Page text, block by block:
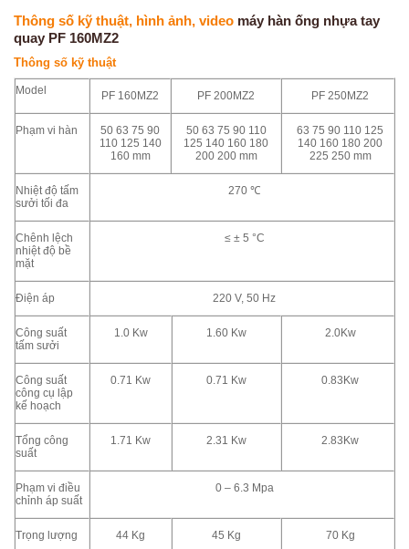
Thông số kỹ thuật, hình ảnh, video máy hàn ống nhựa tay
quay PF 160MZ2
Thông số kỹ thuật
Model PF 160MZ2 PF 200MZ2 PF 250MZ2
Phạm vi hàn
50 63 75 90
110 125 140
160 mm
50 63 75 90 110
125 140 160 180
200 200 mm
63 75 90 110 125
140 160 180 200
225 250 mm
Nhiệt độ tấm
sưởi tối đa
270 ℃
Chênh lệch
nhiệt độ bề
mặt
≤ ± 5 °C
Điện áp 220 V, 50 Hz
Công suất
tấm sưởi
1.0 Kw 1.60 Kw 2.0Kw
Công suất
công cụ lập
kế hoạch
0.71 Kw 0.71 Kw 0.83Kw
Tổng công
suất
1.71 Kw 2.31 Kw 2.83Kw
Phạm vi điều
chỉnh áp suất
0 – 6.3 Mpa
Trọng lượng 44 Kg 45 Kg 70 Kg